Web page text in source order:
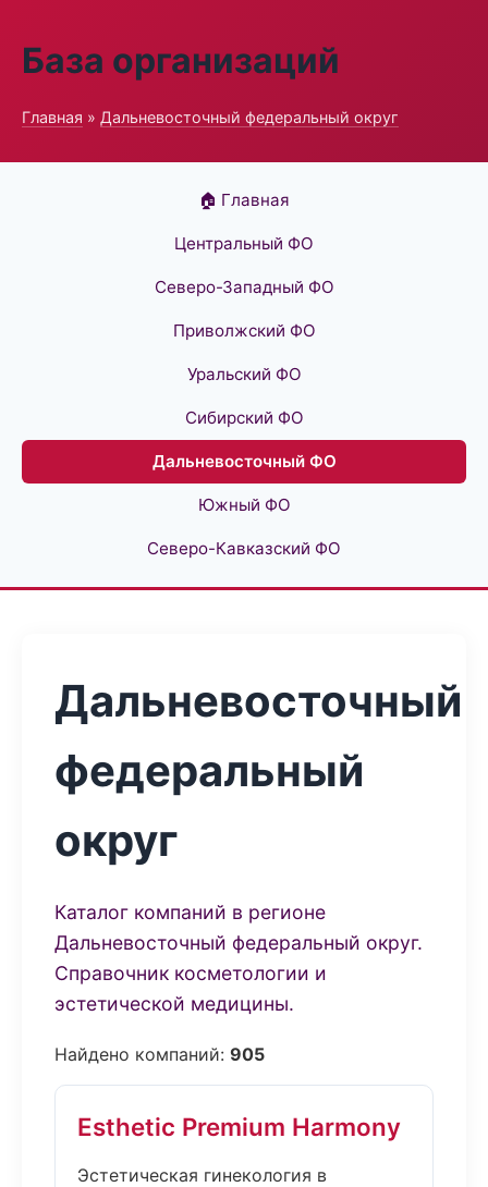
База организаций
Главная » Дальневосточный федеральный округ
🏠 Главная
Центральный ФО
Северо-Западный ФО
Приволжский ФО
Уральский ФО
Сибирский ФО
Дальневосточный ФО
Южный ФО
Северо-Кавказский ФО
Дальневосточный
федеральный
округ
Каталог компаний в регионе
Дальневосточный федеральный округ.
Справочник косметологии и
эстетической медицины.
Найдено компаний: 905
Esthetic Premium Harmony
Эстетическая гинекология в